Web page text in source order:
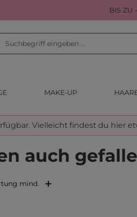
BIS ZU
MAKE-UP
Vielleicht findest du hier
auch
mind.